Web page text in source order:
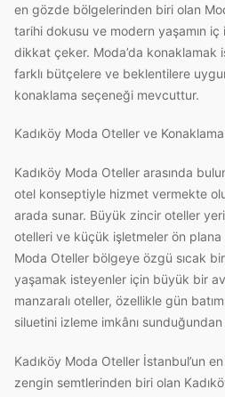
en gözde bölgelerinden biri olan
tarihi dokusu ve modern yaşamın
dikkat çeker. Moda’da konaklamak
farklı bütçelere ve beklentilere
konaklama seçeneği mevcuttur.
Kadıköy Moda Oteller ve
Kadıköy Moda Oteller arasında
otel konseptiyle hizmet vermekte
arada sunar. Büyük zincir oteller
otelleri ve küçük işletmeler ön plana
Moda Oteller bölgeye özgü sıcak
yaşamak isteyenler için büyük bir
manzaralı oteller, özellikle gün
siluetini izleme imkânı
Kadıköy Moda Oteller İstanbul’un
zengin semtlerinden biri olan